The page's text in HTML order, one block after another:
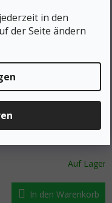
in den
der Seite ändern
–33 %
BAG TPU 24L
Auf Lager
In den Warenkorb